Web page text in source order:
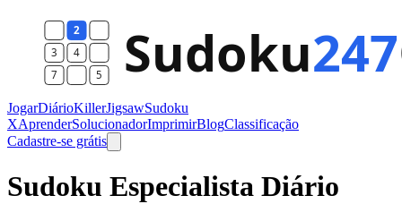
JogarDiárioKillerJigsawSudoku
XAprenderSolucionadorImprimirBlogClassificação
Cadastre-se grátis
Sudoku Especialista Diário